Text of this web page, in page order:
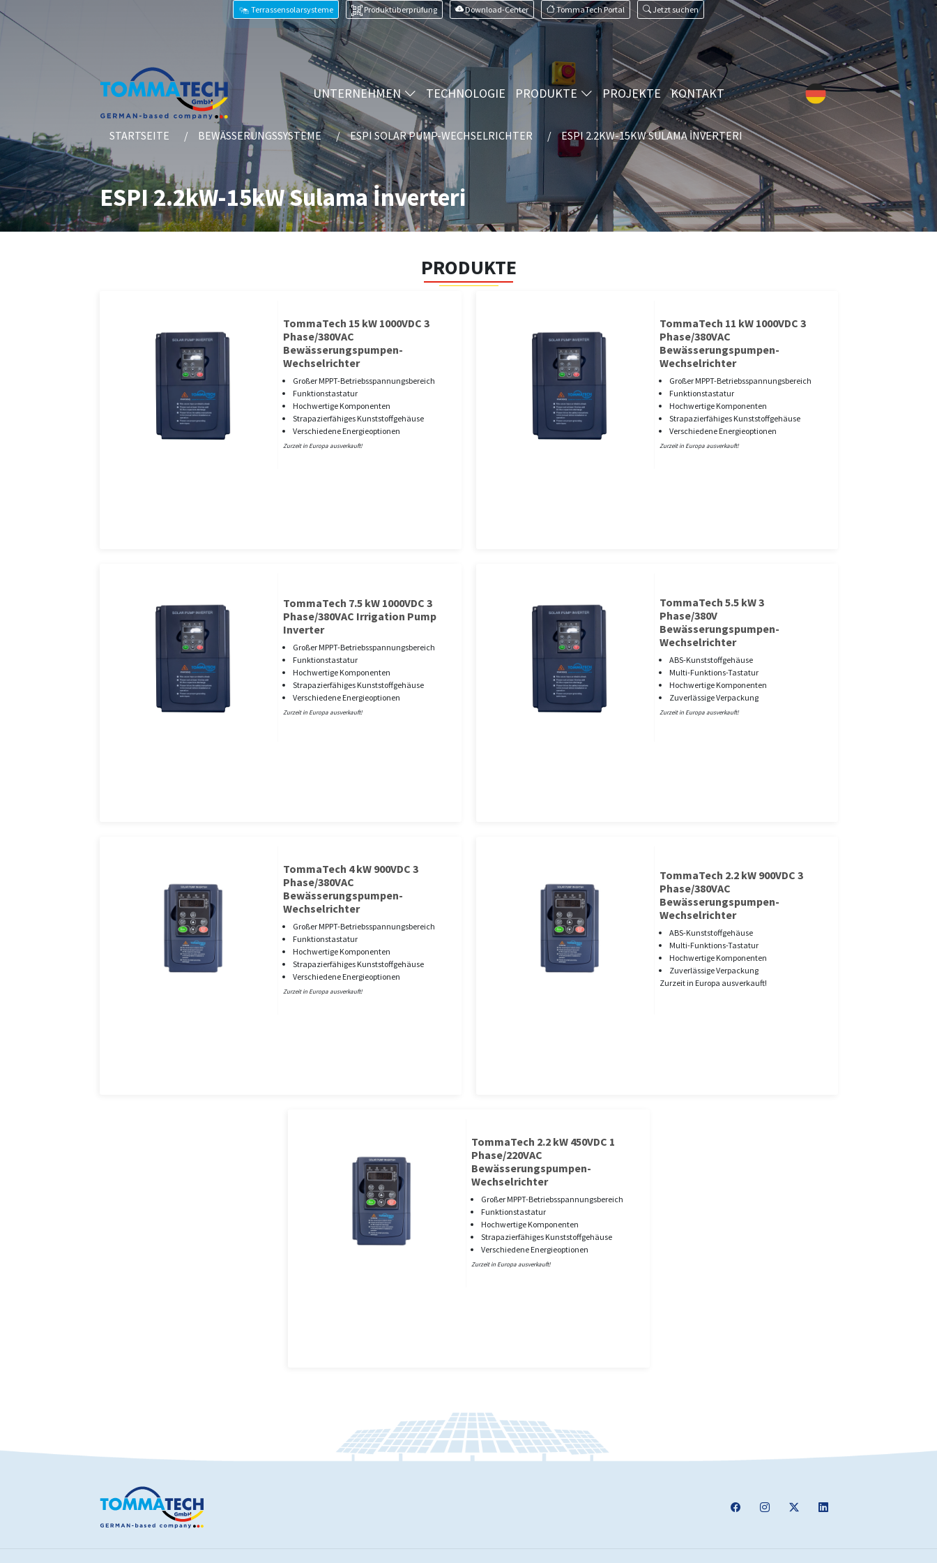
Terrassensolarsysteme Produktüberprüfung Download-Center TommaTech Portal Jetzt suchen
UNTERNEHMEN TECHNOLOGIE PRODUKTE PROJEKTE KONTAKT
STARTSEITE BEWÄSSERUNGSSYSTEME ESPI SOLAR PUMP-WECHSELRICHTER ESPI 2.2KW-15KW SULAMA İNVERTERI
ESPI 2.2kW-15kW Sulama İnverteri
PRODUKTE
TommaTech 15 kW 1000VDC 3
Phase/380VAC
Bewässerungspumpen-
Wechselrichter
Großer MPPT-Betriebsspannungsbereich
Funktionstastatur
Hochwertige Komponenten
Strapazierfähiges Kunststoffgehäuse
Verschiedene Energieoptionen
Zurzeit in Europa ausverkauft!
TommaTech 11 kW 1000VDC 3
Phase/380VAC
Bewässerungspumpen-
Wechselrichter
Großer MPPT-Betriebsspannungsbereich
Funktionstastatur
Hochwertige Komponenten
Strapazierfähiges Kunststoffgehäuse
Verschiedene Energieoptionen
Zurzeit in Europa ausverkauft!
TommaTech 7.5 kW 1000VDC 3
Phase/380VAC Irrigation Pump
Inverter
Großer MPPT-Betriebsspannungsbereich
Funktionstastatur
Hochwertige Komponenten
Strapazierfähiges Kunststoffgehäuse
Verschiedene Energieoptionen
Zurzeit in Europa ausverkauft!
TommaTech 5.5 kW 3
Phase/380V
Bewässerungspumpen-
Wechselrichter
ABS-Kunststoffgehäuse
Multi-Funktions-Tastatur
Hochwertige Komponenten
Zuverlässige Verpackung
Zurzeit in Europa ausverkauft!
TommaTech 4 kW 900VDC 3
Phase/380VAC
Bewässerungspumpen-
Wechselrichter
Großer MPPT-Betriebsspannungsbereich
Funktionstastatur
Hochwertige Komponenten
Strapazierfähiges Kunststoffgehäuse
Verschiedene Energieoptionen
Zurzeit in Europa ausverkauft!
TommaTech 2.2 kW 900VDC 3
Phase/380VAC
Bewässerungspumpen-
Wechselrichter
ABS-Kunststoffgehäuse
Multi-Funktions-Tastatur
Hochwertige Komponenten
Zuverlässige Verpackung
Zurzeit in Europa ausverkauft!
TommaTech 2.2 kW 450VDC 1
Phase/220VAC
Bewässerungspumpen-
Wechselrichter
Großer MPPT-Betriebsspannungsbereich
Funktionstastatur
Hochwertige Komponenten
Strapazierfähiges Kunststoffgehäuse
Verschiedene Energieoptionen
Zurzeit in Europa ausverkauft!